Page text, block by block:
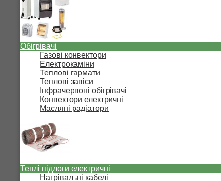
Обігрівачі
Газові конвектори
Електрокаміни
Теплові гармати
Теплові завіси
Інфрачервоні обігрівачі
Конвектори електричні
Масляні радіатори
Теплі підлоги електричні
Нагрівальні кабелі